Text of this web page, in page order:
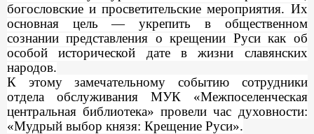
богословские и просветительские мероприятия. Их
основная цель — укрепить в общественном
сознании представления о крещении Руси как об
особой исторической дате в жизни славянских
народов.
К этому замечательному событию сотрудники
отдела обслуживания МУК «Межпоселенческая
центральная библиотека» провели час духовности:
«Мудрый выбор князя: Крещение Руси».